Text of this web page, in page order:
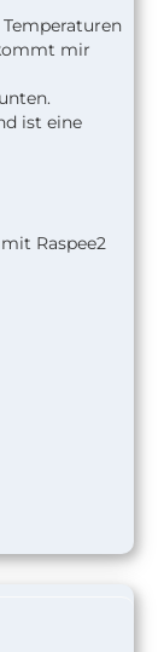
mir
ist eine
Raspee2